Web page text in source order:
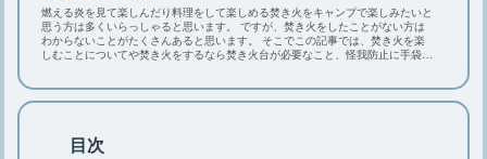
【焚き火の火起こし】必要な道具や方
法、3つのコツや注意点
燃える炎を見て楽しんだり料理をして楽しめる焚き火をキャンプで楽しみたいと
思う方は多くいらっしゃると思います。 ですが、焚き火をしたことがない方は
わからないことがたくさんあると思います。 そこでこの記事では、焚き火を楽
しむことについてや焚き火をするなら焚き火台が必要なこと、怪我防止に手袋が
ます。これを読めば焚き火の基本がわかります。ぜひ最後までご覧ください。
目次